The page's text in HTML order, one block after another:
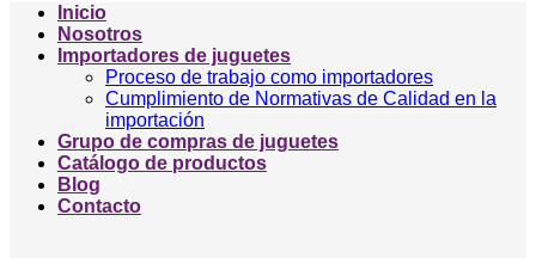
Inicio
Nosotros
Importadores de juguetes
Proceso de trabajo como importadores
Cumplimiento de Normativas de Calidad en la
importación
Grupo de compras de juguetes
Catálogo de productos
Blog
Contacto